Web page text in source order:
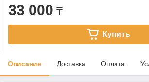
33 000 ₸
Купить
Описание Доставка Оплата